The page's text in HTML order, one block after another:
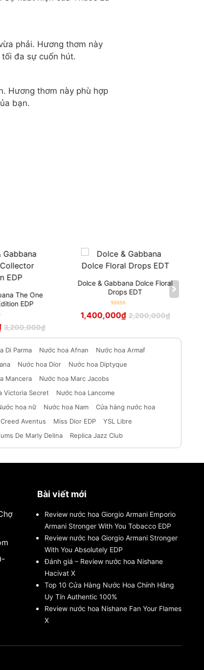
phải. Hương thơm này
đa sự cuốn hút.
Hương thơm này phù hợp
bạn.
The One
EDP
sao
3,200,000₫
Dolce & Gabbana Dolce Floral
Drops EDT
hạng5 sao
2,200,000₫
1,400,000₫
Di Parma Nước hoa Afnan
Nước hoa Armaf
Nước hoa Dior
Nước hoa Diptyque
Mancera
Nước hoa Marc Jacobs
Victoria Secret
Nước hoa Lancome
hoa nữ Nước hoa Nam
Cửa hàng nước hoa
Creed Aventus Miss Dior EDP
YSL Libre
De Marly Delina Replica Jazz Club
Bài viết mới
Review nước hoa Giorgio Armani Emporio
Armani Stronger With You Tobacco EDP
Review nước hoa Giorgio Armani Stronger
With You Absolutely EDP
Đánh giá – Review nước hoa Nishane
Hacivat X
Top 10 Cửa Hàng Nước Hoa Chính Hãng
Uy Tín Authentic 100%
Review nước hoa Nishane Fan Your Flames
X